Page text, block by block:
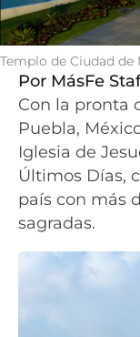
Templo de Ciudad de
Por MásFe
Con la pronta
Puebla,
Iglesia de
Últimos Días,
país con más
sagradas.